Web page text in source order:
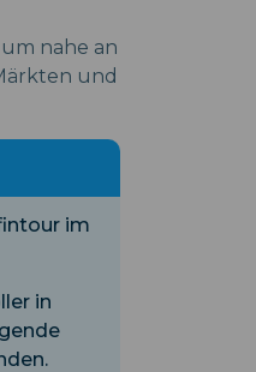
nahe an
und
im
in